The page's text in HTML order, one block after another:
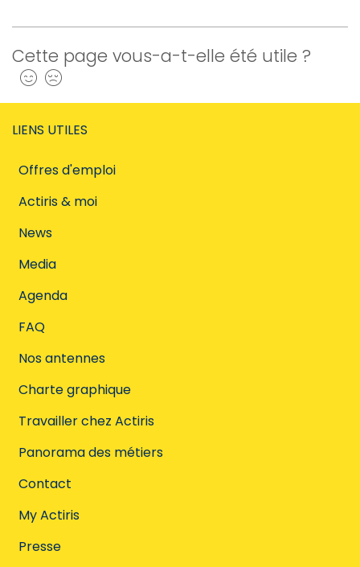
Cette page vous-a-t-elle été utile ?
Oui
LIENS UTILES
Offres d'emploi
Actiris & moi
News
Media
Agenda
FAQ
Nos antennes
Charte graphique
Travailler chez Actiris
Panorama des métiers
Contact
My Actiris
Presse